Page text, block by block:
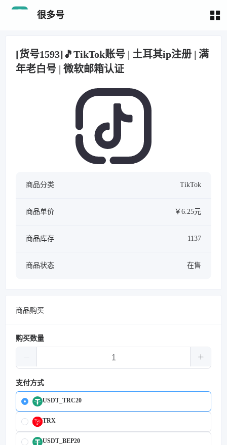
很多号
[货号1593]🎵TikTok账号 | 土耳其ip注册 | 满
年老白号 | 微软邮箱认证
商品分类 TikTok
商品单价 ￥6.25元
商品库存 1137
商品状态 在售
商品购买
购买数量
支付方式
USDT_TRC20
TRX
USDT_BEP20